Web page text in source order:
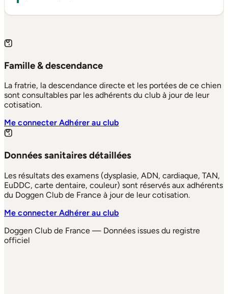
Famille & descendance
La fratrie, la descendance directe et les portées de ce chien
sont consultables par les adhérents du club à jour de leur
cotisation.
Me connecterAdhérer au club
Données sanitaires détaillées
Les résultats des examens (dysplasie, ADN, cardiaque, TAN,
EuDDC, carte dentaire, couleur) sont réservés aux adhérents
du Doggen Club de France à jour de leur cotisation.
Me connecterAdhérer au club
Doggen Club de France — Données issues du registre
officiel